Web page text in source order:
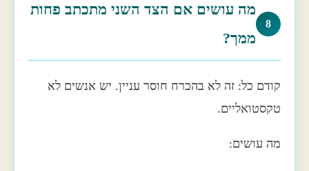
8
מה עושים אם הצד השני מתכתב פחות
ממך?
קודם כל: זה לא בהכרח חוסר עניין. יש אנשים לא
טקסטואליים.
מה עושים: